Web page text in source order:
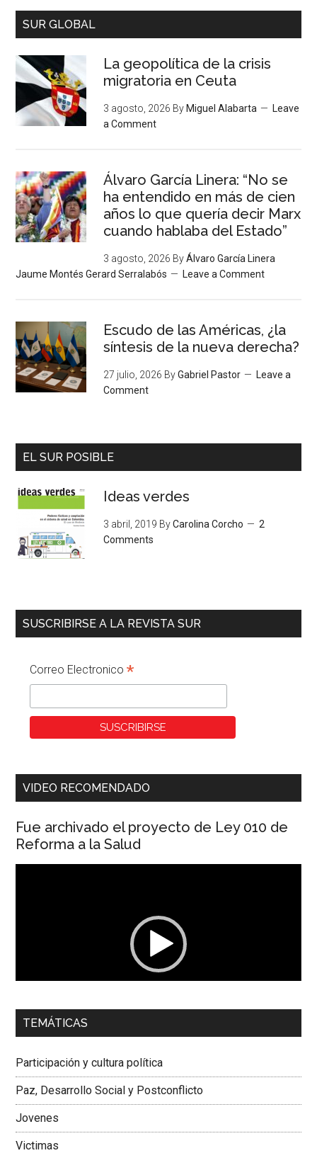
SUR GLOBAL
La geopolítica de la crisis
migratoria en Ceuta
3 agosto, 2026 By Miguel Alabarta
Leave
a Comment
Álvaro García Linera: “No se
ha entendido en más de cien
años lo que quería decir Marx
cuando hablaba del Estado”
3 agosto, 2026 ByÁlvaro García Linera
Jaume Montés Gerard Serralabós
Leave a Comment
Escudo de las Américas, ¿la
síntesis de la nueva derecha?
27 julio, 2026 ByGabriel Pastor
Leave a
Comment
EL SUR POSIBLE
Ideas verdes
3 abril, 2019 ByCarolina Corcho
2
Comments
SUSCRIBIRSE A LA REVISTA SUR
Correo Electronico*
VIDEO RECOMENDADO
Fue archivado el proyecto de Ley 010 de
Reforma a la Salud
00:00 01:04
Dra. Carolina Corcho Mejía,Presidenta Corporación
Colombiana
TEMÁTICAS
Participación y cultura política
Paz, Desarrollo Social y Postconflicto
Jovenes
Victimas